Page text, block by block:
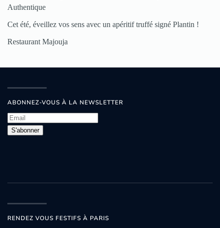
Authentique
Cet été, éveillez vos sens avec un apéritif truffé signé Plantin !
Restaurant Majouja
ABONNEZ-VOUS À LA NEWSLETTER
S'abonner
RENDEZ VOUS FESTIFS À PARIS